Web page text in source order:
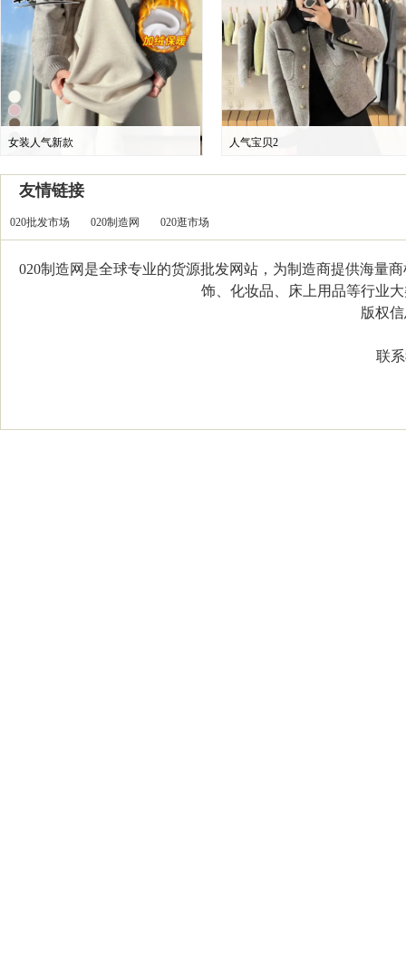
女装人气新款 人气宝贝2
友情链接
020批发市场 020制造网 020逛市场
020制造网是全球专业的货源批发网站，为制造商提供海量
饰、化妆品、床上用品等行业
版权信
联